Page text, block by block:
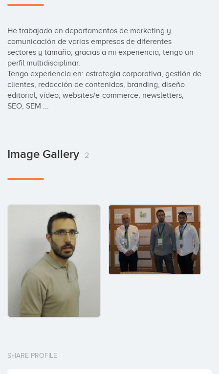
He trabajado en departamentos de marketing y
comunicación de varias empresas de diferentes
sectores y tamaño; gracias a mi experiencia, tengo un
perfil multidisciplinar.
Tengo experiencia en: estrategia corporativa, gestión de
clientes, redacción de contenidos, branding, diseño
editorial, vídeo, websites/e-commerce, newsletters,
SEO, SEM ...
Image Gallery 2
SHARE PROFILE